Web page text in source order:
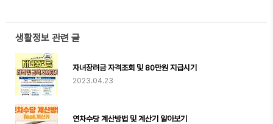
생활정보 관련 글
자녀장려금 자격조회 및 80만원 지급시기
2023.04.23
연차수당 계산방법 및 계산기 알아보기